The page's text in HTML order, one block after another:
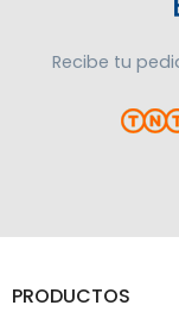
Recibe tu
PRODUCTOS